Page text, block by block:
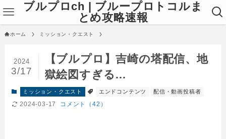
ブルプロch | ブループロトコルま
とめ攻略速報
ホーム ミッション・クエスト
【ブルプロ】吉崎の塔配信、地
獄絵図すぎる…
2024
3/17
ミッション・クエスト エンドコンテンツ 配信・動画投稿者
2024-03-17 コメント（42）